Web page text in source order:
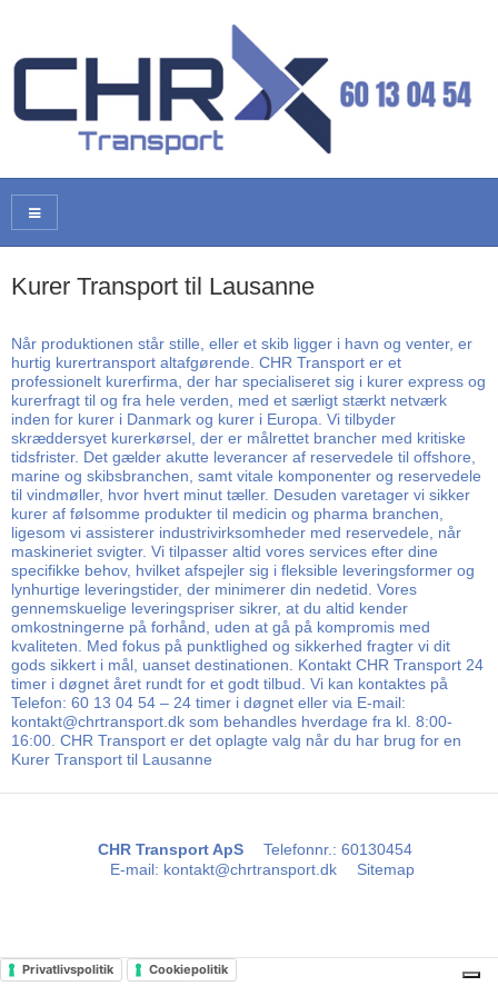
Kurer Transport til Lausanne
Når produktionen står stille, eller et skib ligger i havn og venter, er
hurtig kurertransport altafgørende. CHR Transport er et
professionelt kurerfirma, der har specialiseret sig i kurer express og
kurerfragt til og fra hele verden, med et særligt stærkt netværk
inden for kurer i Danmark og kurer i Europa. Vi tilbyder
skræddersyet kurerkørsel, der er målrettet brancher med kritiske
tidsfrister. Det gælder akutte leverancer af reservedele til offshore,
marine og skibsbranchen, samt vitale komponenter og reservedele
til vindmøller, hvor hvert minut tæller. Desuden varetager vi sikker
kurer af følsomme produkter til medicin og pharma branchen,
ligesom vi assisterer industrivirksomheder med reservedele, når
maskineriet svigter. Vi tilpasser altid vores services efter dine
specifikke behov, hvilket afspejler sig i fleksible leveringsformer og
lynhurtige leveringstider, der minimerer din nedetid. Vores
gennemskuelige leveringspriser sikrer, at du altid kender
omkostningerne på forhånd, uden at gå på kompromis med
kvaliteten. Med fokus på punktlighed og sikkerhed fragter vi dit
gods sikkert i mål, uanset destinationen. Kontakt CHR Transport 24
timer i døgnet året rundt for et godt tilbud. Vi kan kontaktes på
Telefon: 60 13 04 54 – 24 timer i døgnet eller via E-mail:
kontakt@chrtransport.dk som behandles hverdage fra kl. 8:00-
16:00. CHR Transport er det oplagte valg når du har brug for en
Kurer Transport til Lausanne
CHR Transport ApS Telefonnr.: 60130454
E-mail: kontakt@chrtransport.dk Sitemap
Privatlivspolitik Cookiepolitik